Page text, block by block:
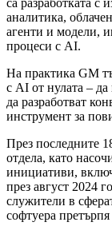
аналитика,
агенти и модели,
процеси с AI.
На практика GM
с AI от нулата –
да разработват
инструмент за
През последните
отдела, като
инициативи,
през август 2024
служители в
софтуера